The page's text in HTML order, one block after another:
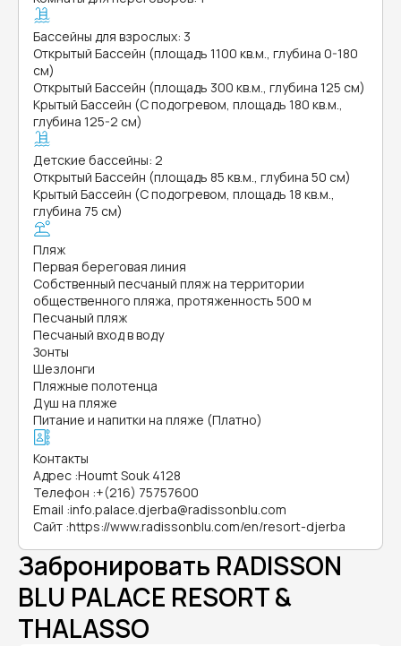
Бассейны для взрослых: 3
Открытый Бассейн (площадь 1100 кв.м., глубина 0-180
см)
Открытый Бассейн (площадь 300 кв.м., глубина 125 см)
Крытый Бассейн (С подогревом, площадь 180 кв.м.,
глубина 125-2 см)
Детские бассейны: 2
Открытый Бассейн (площадь 85 кв.м., глубина 50 см)
Крытый Бассейн (С подогревом, площадь 18 кв.м.,
глубина 75 см)
Пляж
Первая береговая линия
Собственный песчаный пляж на территории
общественного пляжа, протяженность 500 м
Песчаный пляж
Песчаный вход в воду
Зонты
Шезлонги
Пляжные полотенца
Душ на пляже
Питание и напитки на пляже (Платно)
Контакты
Адрес :Houmt Souk 4128
Телефон :+(216) 75757600
Email :info.palace.djerba@radissonblu.com
Сайт :https://www.radissonblu.com/en/resort-djerba
Забронировать RADISSON
BLU PALACE RESORT &
THALASSO